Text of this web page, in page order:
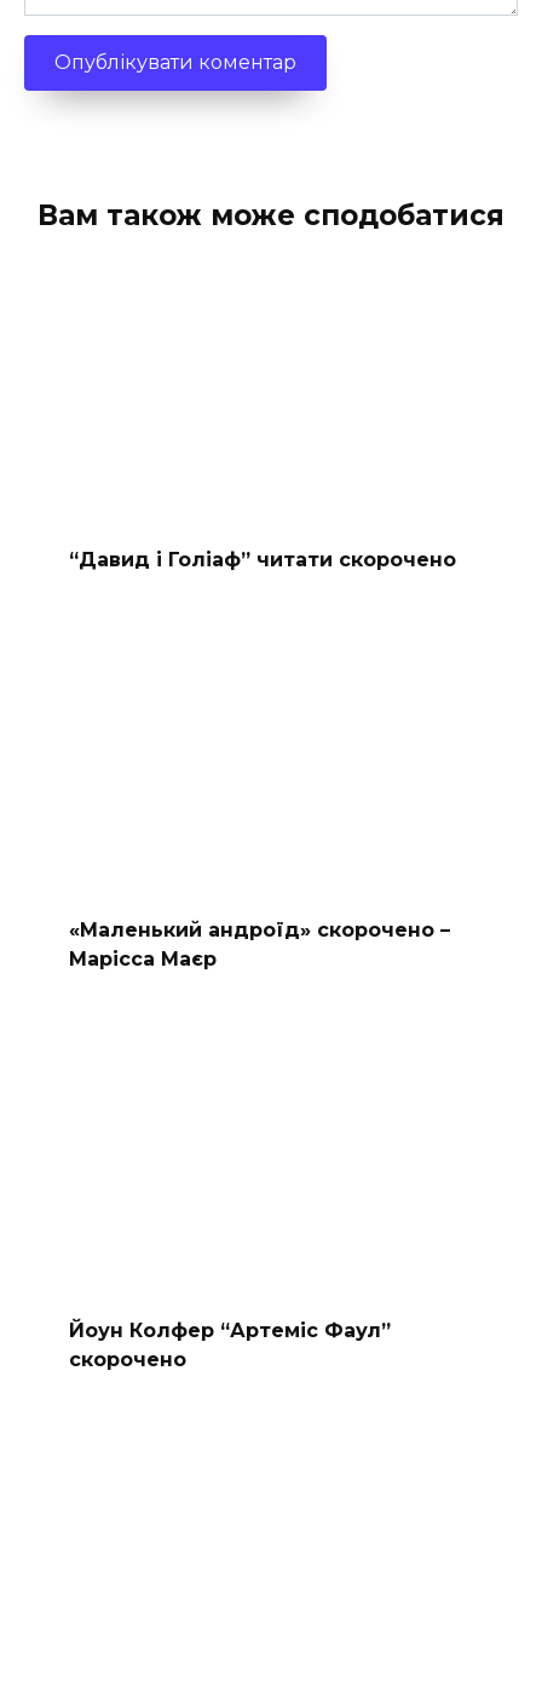
Вам також може сподобатися
“Давид і Голіаф” читати скорочено
«Маленький андроїд» скорочено –
Марісса Маєр
Йоун Колфер “Артеміс Фаул”
скорочено